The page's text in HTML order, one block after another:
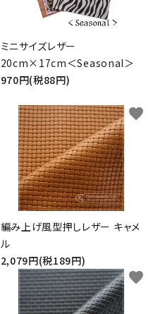
ミニサイズレザー
20cm×17cm＜Seasonal＞
970円(税88円)
編み上げ風型押しレザー キャメ
ル
2,079円(税189円)
favorite
favorite